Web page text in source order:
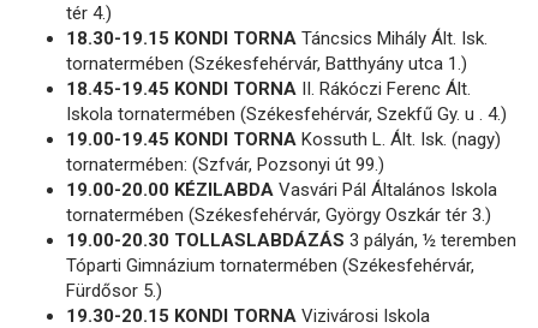
tér 4.)
18.30-19.15 KONDI TORNA Táncsics Mihály Ált. Isk.
tornatermében (Székesfehérvár, Batthyány utca 1.)
18.45-19.45 KONDI TORNA II. Rákóczi Ferenc Ált.
Iskola tornatermében (Székesfehérvár, Szekfű Gy. u . 4.)
19.00-19.45 KONDI TORNA Kossuth L. Ált. Isk. (nagy)
tornatermében: (Szfvár, Pozsonyi út 99.)
19.00-20.00 KÉZILABDA Vasvári Pál Általános Iskola
tornatermében (Székesfehérvár, György Oszkár tér 3.)
19.00-20.30 TOLLASLABDÁZÁS 3 pályán, ½ teremben
Tóparti Gimnázium tornatermében (Székesfehérvár,
Fürdősor 5.)
19.30-20.15 KONDI TORNA Vizivárosi Iskola